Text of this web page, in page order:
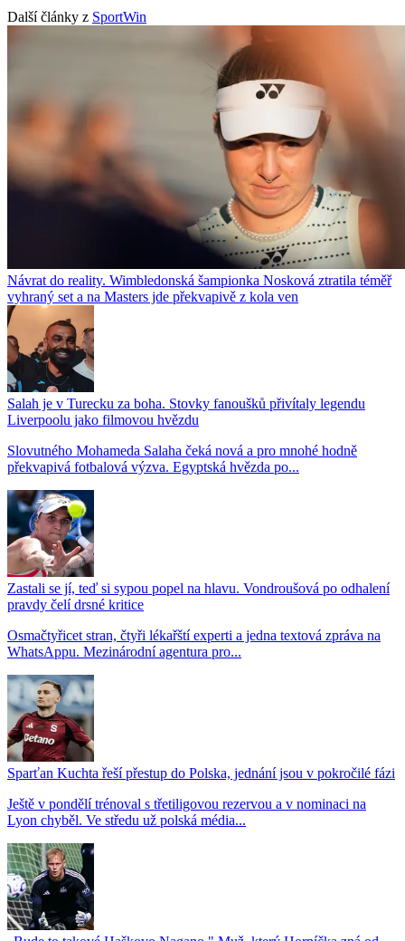
Další články z SportWin
Návrat do reality. Wimbledonská šampionka Nosková ztratila téměř
vyhraný set a na Masters jde překvapivě z kola ven
Salah je v Turecku za boha. Stovky fanoušků přivítaly legendu
Liverpoolu jako filmovou hvězdu
Slovutného Mohameda Salaha čeká nová a pro mnohé hodně
překvapivá fotbalová výzva. Egyptská hvězda po...
Zastali se jí, teď si sypou popel na hlavu. Vondroušová po odhalení
pravdy čelí drsné kritice
Osmačtyřicet stran, čtyři lékařští experti a jedna textová zpráva na
WhatsAppu. Mezinárodní agentura pro...
Sparťan Kuchta řeší přestup do Polska, jednání jsou v pokročilé fázi
Ještě v pondělí trénoval s třetiligovou rezervou a v nominaci na
Lyon chyběl. Ve středu už polská média...